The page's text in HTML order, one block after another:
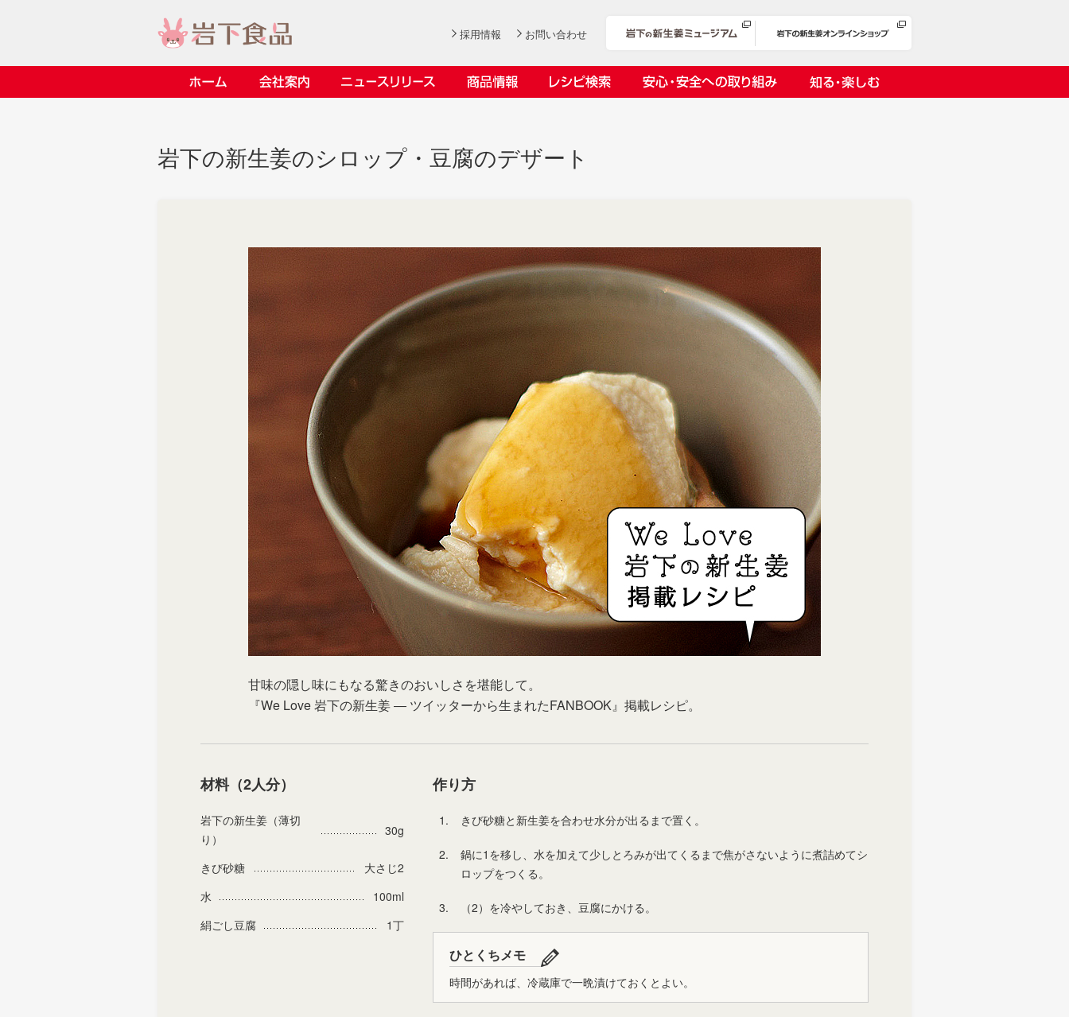
採用情報 お問い合わせ
ごあいさつ 会社概要 沿革
本社所在地 いつも新しい物語を 岩下の新生姜
> プレスリリース
> 飲食店コラボ
> ミュージアム
> イワシカちゃん
> オンラインショップ
> メディア掲載
【7月1日～8月30日】夏イベン
ト「NEW GINGER SUMMER
2026」｜岩下の新生姜ミュー
ジアム
2026.07.01
YouTubeチャンネル「料理研究
家リュウジのバズレシピ」で岩
下の新生姜コラボ動画を公開！
～岩下社長おすすめレシピ編～
2026.06.19
> 岩下の新生姜
> オリーブ
> その他
岩下の新生姜 岩下のピリ辛らっきょう オリーチェ（種つき）
> 岩下の新生姜レシピ
> その他のレシピ
社長おすすめ！岩下の新生姜と
豚バラ肉のくるくる巻き～細巻
きバージョン～
岩下の新生姜とちくわのくるく
る巻き
岩下漬け～ピンクの味卵～
畑での取り組み 工場での取り組み お客様との取り組み
岩下の新生姜について 岩下のらっきょうについて
岩下の新生姜ミュージアム
しょうがを食べてお悩み解決 教えて！石原
先生
目指せ！１万ヘッドプロジェクト
岩下の新生姜万年筆インク 書く描くコンテ
岩下の新生姜Sing＆Playコンテスト 第5章
～ニュージンジャーイースターパレード～
岩下の新生姜 さっぱり＆ヘルシーレシピコ
ンテスト
岩下の新生姜のシロップ・豆腐のデザート
甘味の隠し味にもなる驚きのおいしさを堪能して。
『We Love 岩下の新生姜 ― ツイッターから生まれたFANBOOK』掲載レシピ。
材料（2人分）
岩下の新生姜（薄切
り）
30g
きび砂糖
大さじ2
水
100ml
絹ごし豆腐
1丁
作り方
1. きび砂糖と新生姜を合わせ水分が出るまで置く。
2.
鍋に1を移し、水を加えて少しとろみが出てくるまで焦がさないように煮詰めてシ
ロップをつくる。
3. （2）を冷やしておき、豆腐にかける。
ひとくちメモ
時間があれば、冷蔵庫で一晩漬けておくとよい。